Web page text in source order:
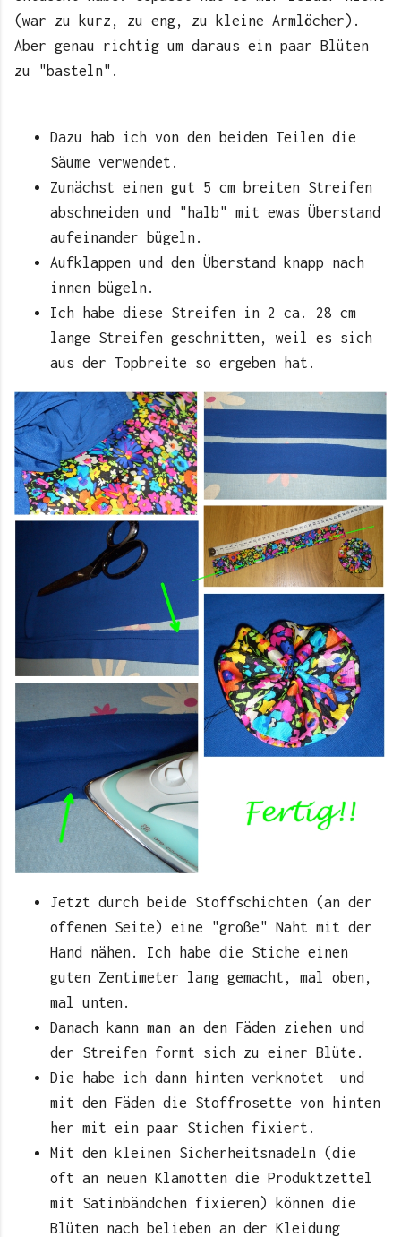
(war zu kurz, zu eng, zu kleine Armlöcher).
Aber genau richtig um daraus ein paar Blüten
zu "basteln".
Dazu hab ich von den beiden Teilen die
Säume verwendet.
Zunächst einen gut 5 cm breiten Streifen
abschneiden und "halb" mit ewas Überstand
aufeinander bügeln.
Aufklappen und den Überstand knapp nach
innen bügeln.
Ich habe diese Streifen in 2 ca. 28 cm
lange Streifen geschnitten, weil es sich
aus der Topbreite so ergeben hat.
Jetzt durch beide Stoffschichten (an der
offenen Seite) eine "große" Naht mit der
Hand nähen. Ich habe die Stiche einen
guten Zentimeter lang gemacht, mal oben,
mal unten.
Danach kann man an den Fäden ziehen und
der Streifen formt sich zu einer Blüte.
Die habe ich dann hinten verknotet und
mit den Fäden die Stoffrosette von hinten
her mit ein paar Stichen fixiert.
Mit den kleinen Sicherheitsnadeln (die
oft an neuen Klamotten die Produktzettel
mit Satinbändchen fixieren) können die
Blüten nach belieben an der Kleidung